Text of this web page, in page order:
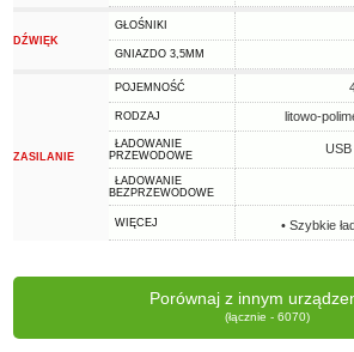
DŹWIĘK
GŁOŚNIKI
GNIAZDO 3,5MM
ZASILANIE
POJEMNOŚĆ
RODZAJ litowo-
ŁADOWANIE
PRZEWODOWE
ŁADOWANIE
BEZPRZEWODOWE
WIĘCEJ • Szybkie
Porównaj z innym
(łącznie - 6070)